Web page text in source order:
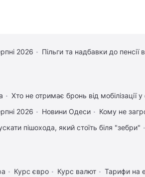
2026 Пільги та надбавки до пенсії
Хто не отримає бронь від мобілізації
2026
Новини Одеси Кому не
пішохода, який стоїть біля "зебри"
Курс євро Курс валют Тарифи на